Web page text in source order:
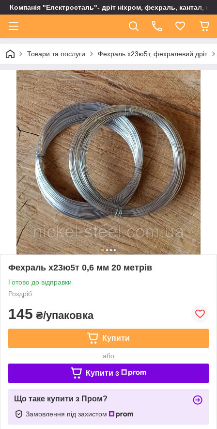
Компанія "Електросталь"- дріт ніхром, фехраль, кантал,
Товари та послуги Фехраль х23ю5т, фехралевий дріт
Фехраль х23ю5т 0,6 мм 20 метрів
Готово до відправки
Роздріб
145 ₴/упаковка
Купити
або
Купити з
Що таке купити з Пром?
Замовлення під захистом